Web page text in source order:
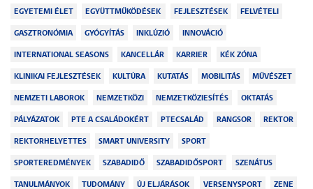
EGYETEMI ÉLET EGYÜTTMŰKÖDÉSEK FEJLESZTÉSEK FELVÉTELI
GASZTRONÓMIA GYÓGYÍTÁS INKLÚZIÓ INNOVÁCIÓ
INTERNATIONAL SEASONS KANCELLÁR KARRIER KÉK ZÓNA
KLINIKAI FEJLESZTÉSEK KULTÚRA KUTATÁS MOBILITÁS MŰVÉSZET
NEMZETI LABOROK NEMZETKÖZI NEMZETKÖZIESÍTÉS OKTATÁS
PÁLYÁZATOK PTE A CSALÁDOKÉRT PTECSALÁD RANGSOR REKTOR
REKTORHELYETTES SMART UNIVERSITY SPORT
SPORTEREDMÉNYEK SZABADIDŐ SZABADIDŐSPORT SZENÁTUS
TANULMÁNYOK TUDOMÁNY ÚJ ELJÁRÁSOK VERSENYSPORT ZENE